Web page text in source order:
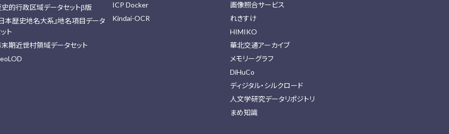
的行政区域データセットβ版
本歴史地名大系』地名項目データ
ト
期近世村領域データセット
ICP Docker
Kindai-OCR
画像照合サービス
れきすけ
HIMIKO
華北交通アーカイブ
メモリーグラフ
DiHuCo
ディジタル・シルクロード
人文学研究データリポジトリ
まめ知識